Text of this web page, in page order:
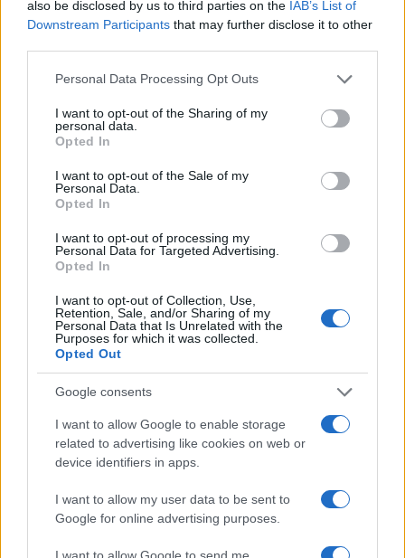
also be disclosed by us to third parties on the IAB’s List of
Downstream Participants that may further disclose it to other
Please note that this website/app uses one or more Google
not limited to your visit or usage behaviour. You may click to
grant or deny consent to Google and its third-party tags to
use your data for below specified purposes in below Google
consent section.
Personal Data Processing Opt Outs
I want to opt-out of the Sharing of my
personal data.
Opted In
I want to opt-out of the Sale of my
Personal Data.
Opted In
I want to opt-out of processing my
Personal Data for Targeted Advertising.
Opted In
I want to opt-out of Collection, Use,
Retention, Sale, and/or Sharing of my
Personal Data that Is Unrelated with the
Purposes for which it was collected.
Opted Out
Google consents
I want to allow Google to enable storage
related to advertising like cookies on web or
device identifiers in apps.
I want to allow my user data to be sent to
Google for online advertising purposes.
I want to allow Google to send me
mix di prodotti adatti a esigenze diverse: dalla
disponibilità possono cambiare rapidamente, è
sempre buona pratica verificare la scheda
aggiornata del prodotto prima di acquistare e
considerare le caratteristiche tecniche chiave —
compatibilità dei connettori — per trovare l’offerta
che meglio risponde alle tue esigenze.
AUTORE
Andrea Conforti, 46enne torinese dal look
casual e naturale, è un analista tattico che
trasforma dati e clip in racconti social. Ricorda
quando annotò la rimonta al box stampa dello
Stadio Olimpico Grande Torino: da
quell'appunto nacque la sua linea editoriale,
che propugna spiegazioni visive per il tifoso
critico. Dettaglio unico: una stagione
allenatore under15 al Chieri e ciclista urbano.